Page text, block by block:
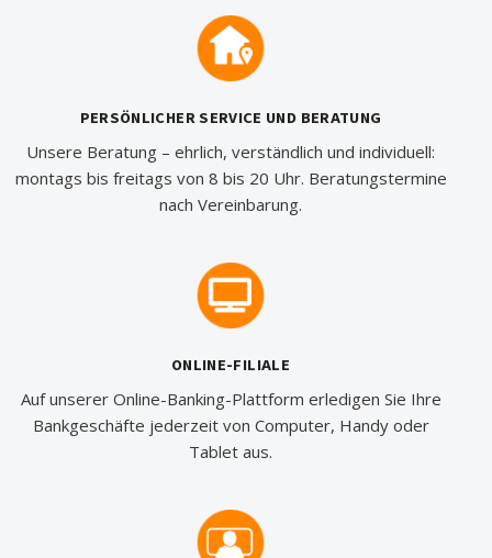
PERSÖNLICHER SERVICE UND BERATUNG
Unsere Beratung – ehrlich, verständlich und individuell:
montags bis freitags von 8 bis 20 Uhr. Beratungstermine
nach Vereinbarung.
ONLINE-FILIALE
Auf unserer Online-Banking-Plattform erledigen Sie Ihre
Bankgeschäfte jederzeit von Computer, Handy oder
Tablet aus.